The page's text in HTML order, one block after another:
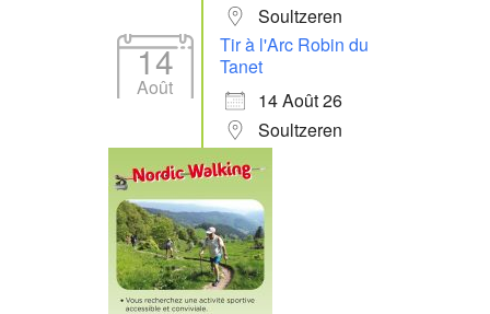
Soultzeren
14
Août
Tir à l'Arc Robin du
Tanet
14 Août 26
Soultzeren